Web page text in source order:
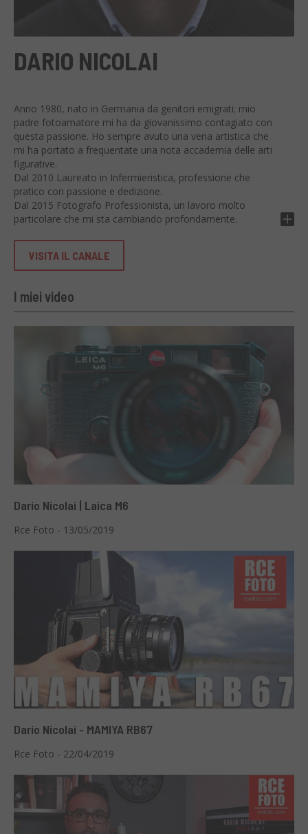
DARIO NICOLAI
Anno 1980, nato in Germania da genitori emigrati; mio
padre fotoamatore mi ha da giovanissimo contagiato con
questa passione. Ho sempre avuto una vena artistica che
mi ha portato a frequentate una nota accademia delle arti
figurative.
Dal 2010 Laureato in Infermieristica, professione che
pratico con passione e dedizione.
Dal 2015 Fotografo Professionista, un lavoro molto
particolare che mi sta cambiando profondamente.
VISITA IL CANALE
I miei video
Dario Nicolai | Laica M6
Rce Foto - 13/05/2019
Dario Nicolai - MAMIYA RB67
Rce Foto - 22/04/2019